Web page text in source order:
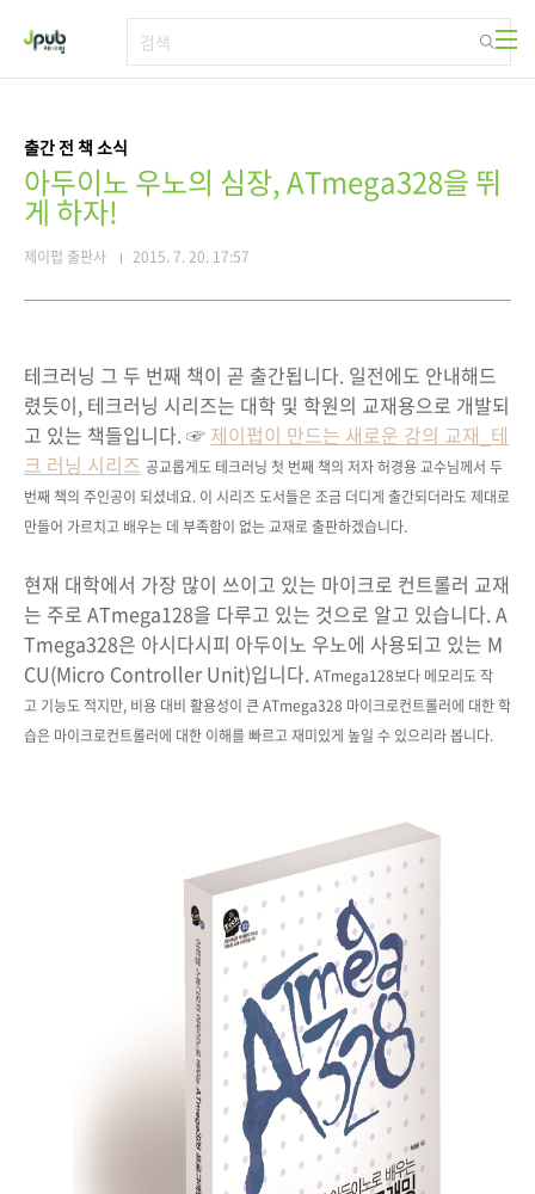
출간 전 책 소식
아두이노 우노의 심장, ATmega328을 뛰
게 하자!
제이펍 출판사 2015. 7. 20. 17:57
테크러닝 그 두 번째 책이 곧 출간됩니다. 일전에도 안내해드
렸듯이, 테크러닝 시리즈는 대학 및 학원의 교재용으로 개발되
고 있는 책들입니다. ☞ 제이펍이 만드는 새로운 강의 교재_테
크 러닝 시리즈 공교롭게도 테크러닝 첫 번째 책의 저자 허경용 교수님께서 두
번째 책의 주인공이 되셨네요. 이 시리즈 도서들은 조금 더디게 출간되더라도 제대로
만들어 가르치고 배우는 데 부족함이 없는 교재로 출판하겠습니다.
현재 대학에서 가장 많이 쓰이고 있는 마이크로 컨트롤러 교재
는 주로 ATmega128을 다루고 있는 것으로 알고 있습니다. A
Tmega328은 아시다시피 아두이노 우노에 사용되고 있는 M
CU(Micro Controller Unit)입니다. ATmega128보다 메모리도 작
고 기능도 적지만, 비용 대비 활용성이 큰ATmega328 마이크로컨트롤러에 대한 학
습은 마이크로컨트롤러에 대한 이해를 빠르고 재미있게 높일 수 있으리라 봅니다.